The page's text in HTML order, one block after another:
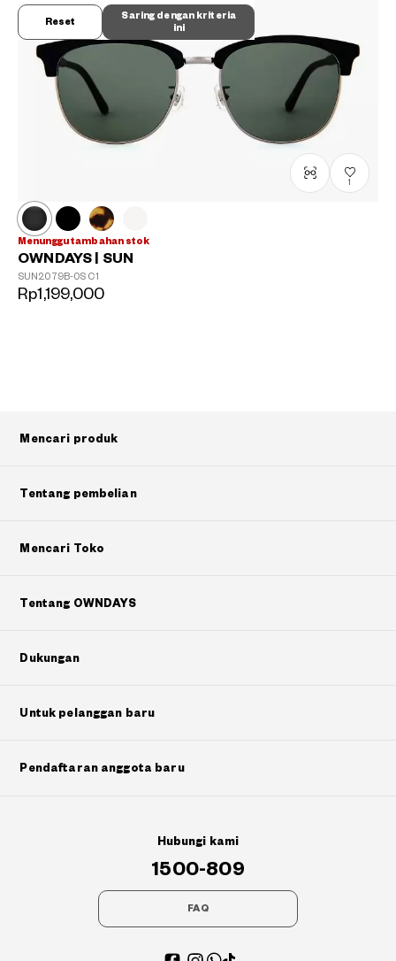
Saring dengan kriteria
ini
Reset
1
Menunggu tambahan stok
OWNDAYS | SUN
SUN2079B-0S C1
Rp1,199,000
Mencari produk
Tentang pembelian
Mencari Toko
Tentang OWNDAYS
Dukungan
Untuk pelanggan baru
Pendaftaran anggota baru
Hubungi kami
1500-809
FAQ